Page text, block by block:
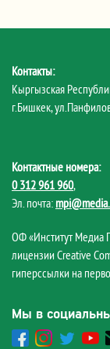
Контакты:
Кыргызская
г.Бишкек,
Контактные номера:
0 312 961 960,
Эл. почта:
ОФ «Институт Медиа
лицензии Creative
гиперссылки на
Мы в